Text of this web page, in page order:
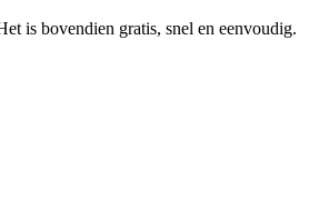
is bovendien gratis, snel en eenvoudig.